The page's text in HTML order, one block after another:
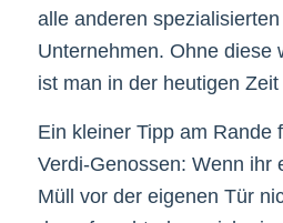
alle anderen
Unternehmen. Ohne diese
ist man in der heutigen
Ein kleiner Tipp am Rande
Verdi-Genossen: Wenn ihr
Müll vor der eigenen Tür